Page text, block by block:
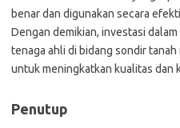
benar dan digunakan secara
Dengan demikian, investasi
tenaga ahli di bidang sondir
untuk meningkatkan kualitas dan
Penutup